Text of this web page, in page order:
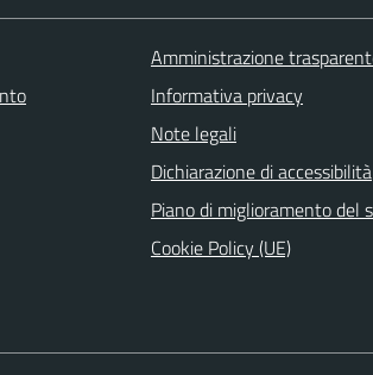
Amministrazione
Informativa privacy
Note legali
Dichiarazione di accessibilità
Piano di miglioramento del
Cookie Policy (UE)